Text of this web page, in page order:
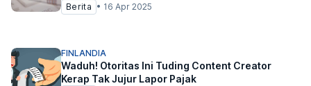
Berita • 16 Apr 2025
FINLANDIA
Waduh! Otoritas Ini Tuding Content Creator
Kerap Tak Jujur Lapor Pajak